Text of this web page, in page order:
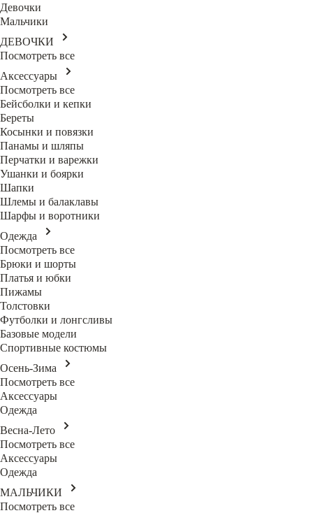
Девочки
Мальчики
ДЕВОЧКИ
Посмотреть все
Аксессуары
Посмотреть все
Бейсболки и кепки
Береты
Косынки и повязки
Панамы и шляпы
Перчатки и варежки
Ушанки и боярки
Шапки
Шлемы и балаклавы
Шарфы и воротники
Одежда
Посмотреть все
Брюки и шорты
Платья и юбки
Пижамы
Толстовки
Футболки и лонгсливы
Базовые модели
Спортивные костюмы
Осень-Зима
Посмотреть все
Аксессуары
Одежда
Весна-Лето
Посмотреть все
Аксессуары
Одежда
МАЛЬЧИКИ
Посмотреть все